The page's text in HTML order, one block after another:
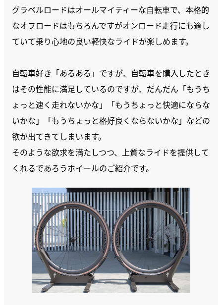
グラベルロードはオールマイティーな自転車で、本格的
なオフロードはもちろんですがオンロード走行にも適し
ていて乗り心地の良い軽快なライドが楽しめます。
自転車好き「あるある」ですが、自転車を購入したとき
はその性能に満足しているのですが、だんだん「もうち
ょっと速く走れないかな」「もうちょっと快適にならな
いかな」「もうちょっと格好良くならないかな」などの
欲が出てきてしまいます。
そのような欲求を満たしつつ、上質なライドを提供して
くれるであろうホイールのご紹介です。